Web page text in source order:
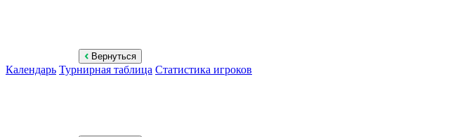
Вернуться
Календарь Турнирная таблица Статистика игроков